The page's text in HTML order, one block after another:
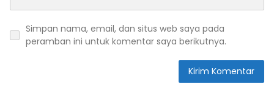
Simpan nama, email, dan situs web saya pada
peramban ini untuk komentar saya berikutnya.